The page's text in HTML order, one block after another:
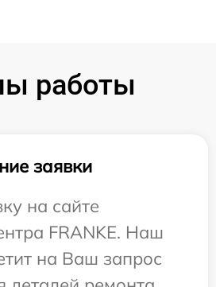
работы
заявки
на сайте
FRANKE. Наш
на Ваш запрос